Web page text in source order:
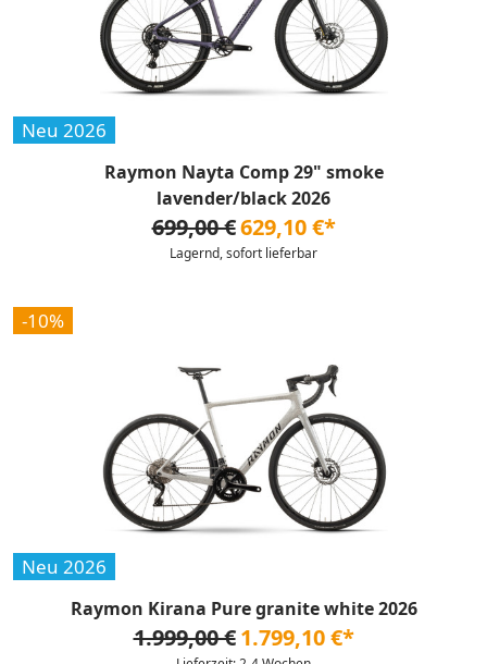
Neu 2026
Raymon Nayta Comp 29" smoke
lavender/black 2026
699,00 €629,10 €*
Lagernd, sofort lieferbar
-10%
Neu 2026
Raymon Kirana Pure granite white 2026
1.999,00 € 1.799,10 €*